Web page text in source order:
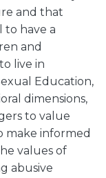
and that
to have a
and
live in
Education,
dimensions,
to value
make informed
values of
abusive